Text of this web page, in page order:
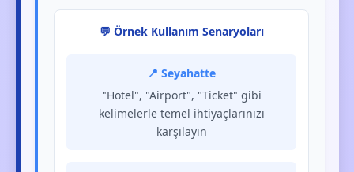
💬 Örnek Kullanım Senaryoları
📍 Seyahatte
"Hotel", "Airport", "Ticket" gibi
kelimelerle temel ihtiyaçlarınızı
karşılayın